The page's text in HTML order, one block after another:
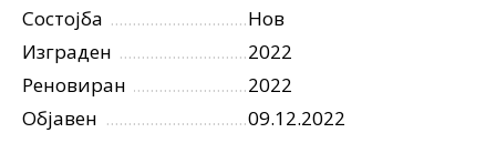
Состојба
Нов
Изграден
2022
Реновиран
2022
Објавен
09.12.2022